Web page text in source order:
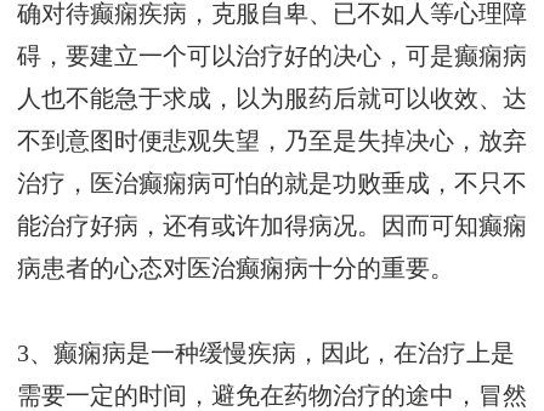
确对待癫痫疾病，克服自卑、已不如人等心理障
碍，要建立一个可以治疗好的决心，可是癫痫病
人也不能急于求成，以为服药后就可以收效、达
不到意图时便悲观失望，乃至是失掉决心，放弃
治疗，医治癫痫病可怕的就是功败垂成，不只不
能治疗好病，还有或许加得病况。因而可知癫痫
病患者的心态对医治癫痫病十分的重要。
3、癫痫病是一种缓慢疾病，因此，在治疗上是
需要一定的时间，避免在药物治疗的途中，冒然